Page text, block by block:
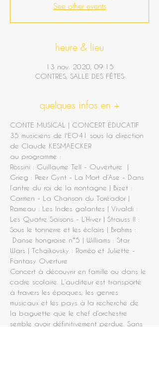
See other events
heure & lieu
13 nov. 2020, 09:15
CONTRES, SALLE DES FÊTES
quelques infos en +
CONTE MUSICAL | CONCERT ÉDUCATIF
35 musiciens de l'EO41 sous la direction
de Claude KESMAECKER
au programme :
Rossini : Guillaume Tell - Ouverture  |
Grieg : Peer Gynt - La Mort d’Ase - Dans
l’antre du roi de la montagne | Bizet :
Carmen - La Chanson du Toréador |
Rameau : Les Indes galantes | Vivaldi :
Les Quatre Saisons - L’Hiver | Strauss II :
Sous le tonnerre et les éclairs | Brahms :
Danse hongroise n°5 | Williams : Star
Wars | Tchaïkovsky : Roméo et Juliette -
Fantasy Overture
Concert à découvrir en famille ou dans le
cadre scolaire. L’auditeur est transporté
à travers les époques, les genres
musicaux et les pays à la recherche de
la baguette que le chef d’orchestre
semble avoir définitivement perdue. Sans